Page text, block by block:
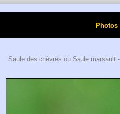
Saule des chèvres ou Saule marsault